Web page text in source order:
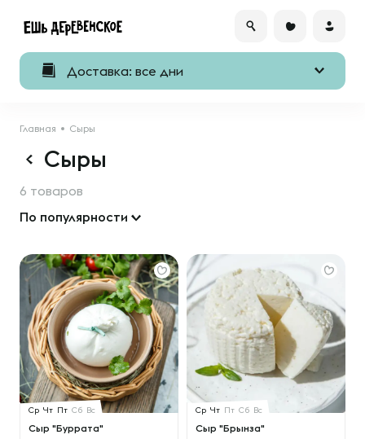
Доставка: все дни
Главная Сыры
Сыры
6 товаров
По популярности
Ср Чт Пт Сб Вс
Сыр "Буррата"
Ср Чт Пт Сб Вс
Сыр "Брынза"